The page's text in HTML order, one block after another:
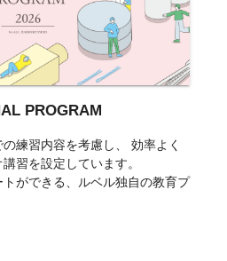
PROGRAM
練習内容を考慮し、 効率よく
習を設定しています。
ができる、ルベル独自の教育プ